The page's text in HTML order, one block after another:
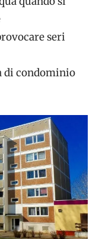
seri
di condominio